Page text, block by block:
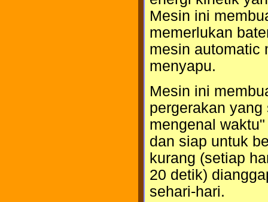
Mesin ini
memerlukan
mesin automatic
menyapu.
Mesin ini
pergerakan
mengenal
dan siap untuk
kurang (setiap
20 detik)
sehari-hari.